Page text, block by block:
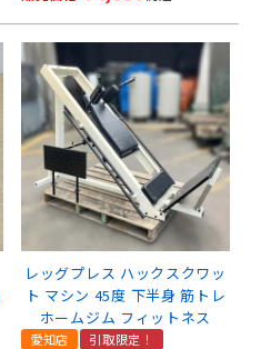
レッグプレス ハックスクワッ
ト マシン 45度 下半身 筋トレ
ホームジム フィットネス
愛知店
引取限定！